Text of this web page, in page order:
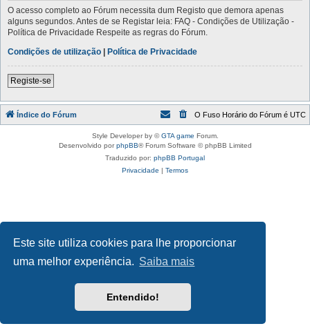
Este site utiliza cookies para lhe proporcionar
uma melhor experiência. Saiba mais
Entendido!
O acesso completo ao Fórum necessita dum Registo que demora apenas
alguns segundos. Antes de se Registar leia: FAQ - Condições de Utilização -
Política de Privacidade Respeite as regras do Fórum.
Condições de utilização | Política de Privacidade
Registe-se
Índice do Fórum O Fuso Horário do Fórum é UTC
Style Developer by ©GTA game Forum.
Desenvolvido porphpBB® Forum Software © phpBB Limited
Traduzido por: phpBB Portugal
Privacidade | Termos